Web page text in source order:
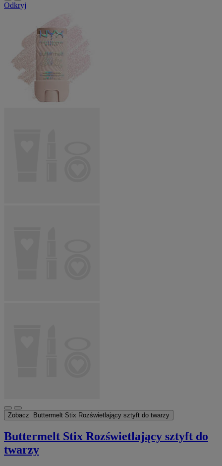
Odkryj
Zobacz Buttermelt Stix Rozświetlający sztyft do twarzy
Buttermelt Stix Rozświetlający sztyft do
twarzy